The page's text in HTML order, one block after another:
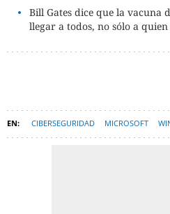
Bill Gates dice que la vacuna
llegar a todos, no sólo a
CIBERSEGURIDAD MICROSOFT